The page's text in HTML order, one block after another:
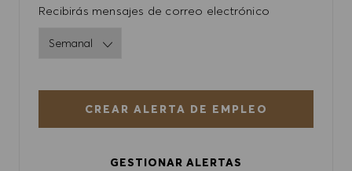
Recibirás mensajes de correo electrónico
CREAR ALERTA DE EMPLEO
GESTIONAR ALERTAS